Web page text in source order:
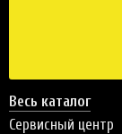
Весь каталог
Сервисный центр